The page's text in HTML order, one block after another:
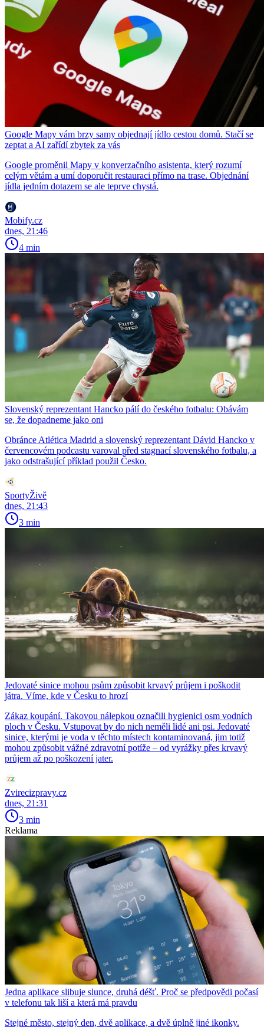
Google Mapy vám brzy samy objednají jídlo cestou domů. Stačí se
zeptat a AI zařídí zbytek za vás
Google proměnil Mapy v konverzačního asistenta, který rozumí
celým větám a umí doporučit restauraci přímo na trase. Objednání
jídla jedním dotazem se ale teprve chystá.
Mobify.cz
dnes, 21:46
4 min
Slovenský reprezentant Hancko pálí do českého fotbalu: Obávám
se, že dopadneme jako oni
Obránce Atlética Madrid a slovenský reprezentant Dávid Hancko v
červencovém podcastu varoval před stagnací slovenského fotbalu, a
jako odstrašující příklad použil Česko.
SportyŽivě
dnes, 21:43
3 min
Jedovaté sinice mohou psům způsobit krvavý průjem i poškodit
játra. Víme, kde v Česku to hrozí
Zákaz koupání. Takovou nálepkou označili hygienici osm vodních
ploch v Česku. Vstupovat by do nich neměli lidé ani psi. Jedovaté
sinice, kterými je voda v těchto místech kontaminovaná, jim totiž
mohou způsobit vážné zdravotní potíže – od vyrážky přes krvavý
průjem až po poškození jater.
Zvirecizpravy.cz
dnes, 21:31
3 min
Reklama
Jedna aplikace slibuje slunce, druhá déšť. Proč se předpovědi počasí
v telefonu tak liší a která má pravdu
Stejné město, stejný den, dvě aplikace, a dvě úplně jiné ikonky.